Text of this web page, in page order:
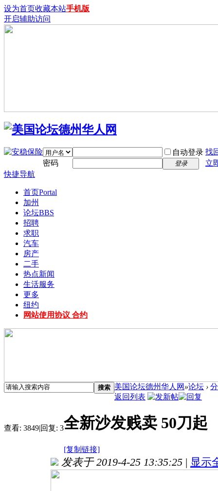
设为首页收藏本站手机版
开启辅助访问
自动登录 找
密码
登录
立
快捷导航
首页Portal
加州
论坛BBS
招聘
求职
汽车
房产
二手
热点新闻
生活服务
更多
纽约
网站使用协议 合约
搜索 美国论坛德州华人网 »论坛 ›
返回列表
查看: 3849|回复: 3全新沙发贱卖 50刀起
[复制链接]
发表于 2019-4-25 13:35:25 | 显示